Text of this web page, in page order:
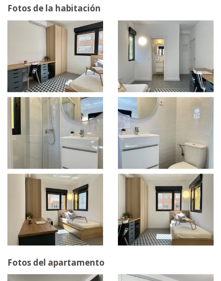
Fotos de la habitación
Fotos del apartamento